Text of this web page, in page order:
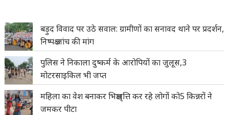
बड़ुद विवाद पर उठे सवाल: ग्रामीणों का सनावद थाने पर प्रदर्शन,
निष्पक्ष जांच की मांग
पुलिस ने निकाला दुष्कर्म के आरोपियों का जुलूस,3
मोटरसाइकिल भी जप्त
महिला का वेश बनाकर भिक्षावृत्ति कर रहे लोगों को5 किन्नरों ने
जमकर पीटा